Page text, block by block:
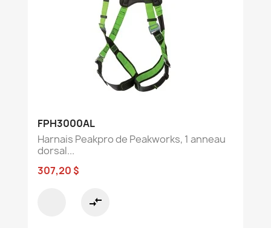
FPH3000AL
Harnais Peakpro de Peakworks, 1 anneau
dorsal...
307,20 $
compare_arrows